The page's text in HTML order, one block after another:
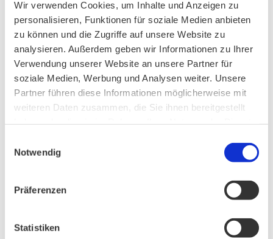
Wir verwenden Cookies, um Inhalte und Anzeigen zu
personalisieren, Funktionen für soziale Medien anbieten
zu können und die Zugriffe auf unsere Website zu
analysieren. Außerdem geben wir Informationen zu Ihrer
Verwendung unserer Website an unsere Partner für
soziale Medien, Werbung und Analysen weiter. Unsere
Partner führen diese Informationen möglicherweise mit
weiteren Daten zusammen, die Sie ihnen bereitgestellt
Notwendig
Präferenzen
Statistiken
PHONSTUDIO Sendung Juni 2026
BN MÜNCHEN AUF SOCIAL MEDIA
AKTIV IN STADT UND LANDKREIS MÜNCHEN: